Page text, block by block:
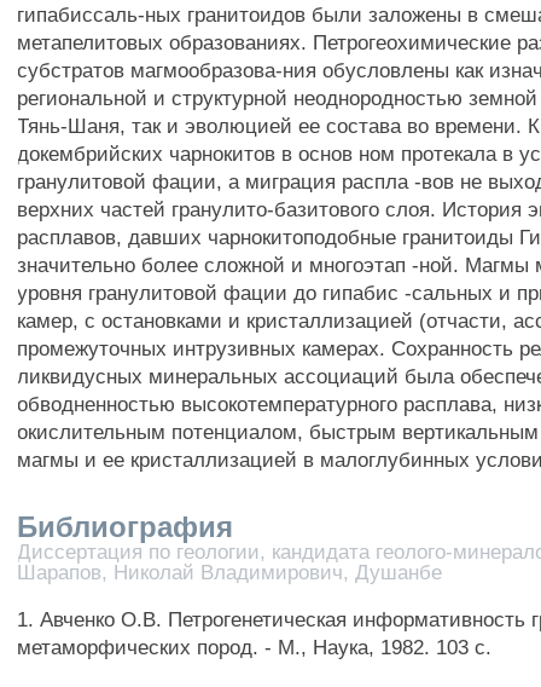
гипабиссаль-ных гранитоидов были заложены в
метапелитовых образованиях. Петрогеохимические
субстратов магмообразова-ния обусловлены как
региональной и структурной неоднородностью
Тянь-Шаня, так и эволюцией ее состава во времени.
докембрийских чарнокитов в основ ном протекала в
гранулитовой фации, а миграция распла -вов не
верхних частей гранулито-базитового слоя. История
расплавов, давших чарнокитоподобные гранитоиды
значительно более сложной и многоэтап -ной. Магмы
уровня гранулитовой фации до гипабис -сальных и
камер, с остановками и кристаллизацией (отчасти,
промежуточных интрузивных камерах. Сохранность
ликвидусных минеральных ассоциаций была
обводненностью высокотемпературного расплава,
окислительным потенциалом, быстрым
магмы и ее кристаллизацией в малоглубинных
Библиография
Диссертация по геологии, кандидата геолого-
Шарапов, Николай Владимирович, Душанбе
1. Авченко О.В. Петрогенетическая информативность
метаморфических пород. - М., Наука, 1982. 103 с.